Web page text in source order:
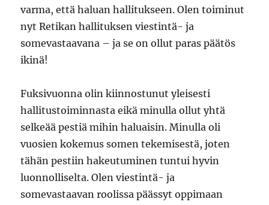
varma, että haluan hallitukseen. Olen toiminut
nyt Retikan hallituksen viestintä- ja
somevastaavana – ja se on ollut paras päätös
ikinä!
Fuksivuonna olin kiinnostunut yleisesti
hallitustoiminnasta eikä minulla ollut yhtä
selkeää pestiä mihin haluaisin. Minulla oli
vuosien kokemus somen tekemisestä, joten
tähän pestiin hakeutuminen tuntui hyvin
luonnolliselta. Olen viestintä- ja
somevastaavan roolissa päässyt oppimaan